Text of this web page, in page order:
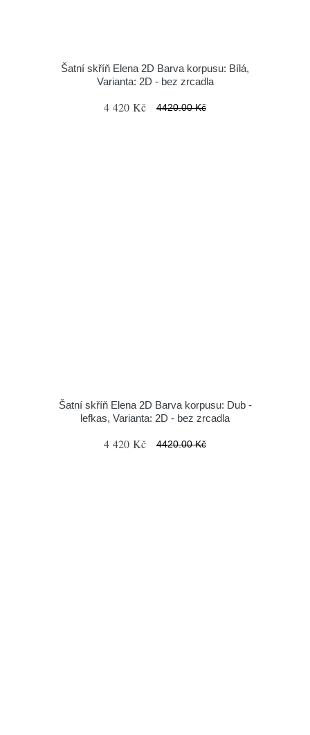
Šatní skříň Elena 2D Barva korpusu: Bílá,
Varianta: 2D - bez zrcadla
4 420 Kč 4420.00 Kč
Šatní skříň Elena 2D Barva korpusu: Dub -
lefkas, Varianta: 2D - bez zrcadla
4 420 Kč 4420.00 Kč